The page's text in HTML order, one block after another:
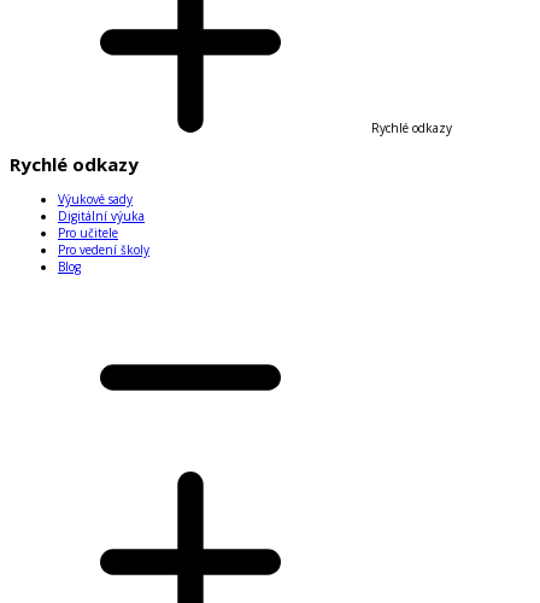
Rychlé odkazy
Rychlé odkazy
Výukové sady
Digitální výuka
Pro učitele
Pro vedení školy
Blog